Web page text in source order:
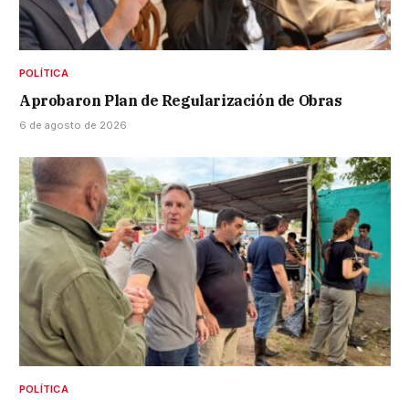
POLÍTICA
Aprobaron Plan de Regularización de Obras
6 de agosto de 2026
POLÍTICA